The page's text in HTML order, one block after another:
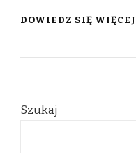
DOWIEDZ SIĘ WIĘCEJ
Szukaj